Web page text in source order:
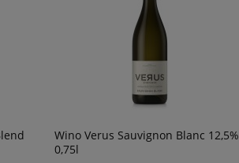
Wino Verus Sauvignon Blanc 12,5%
0,75l